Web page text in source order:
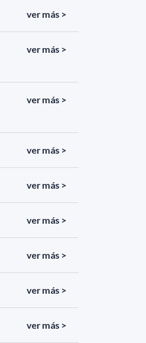
ver más >
ver más >
ver más >
ver más >
ver más >
ver más >
ver más >
ver más >
ver más >